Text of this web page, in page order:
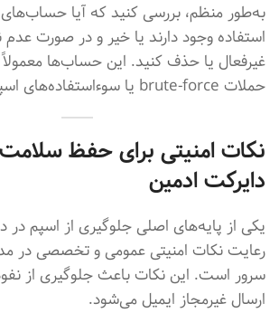
به‌طور منظم، بررسی کنید که آیا
استفاده وجود دارند یا خیر و در صورت عدم
غیرفعال یا حذف کنید. این حساب‌ها
حملات brute-force یا سوءاستفاده‌های اسپم هستند.
نکات امنیتی برای حفظ
دایرکت ادمین
یکی از پایه‌های اصلی جلوگیری از اسپم در
رعایت نکات امنیتی عمومی و تخصصی در
سرور است. این نکات باعث جلوگیری از
ارسال غیرمجاز ایمیل می‌شود.